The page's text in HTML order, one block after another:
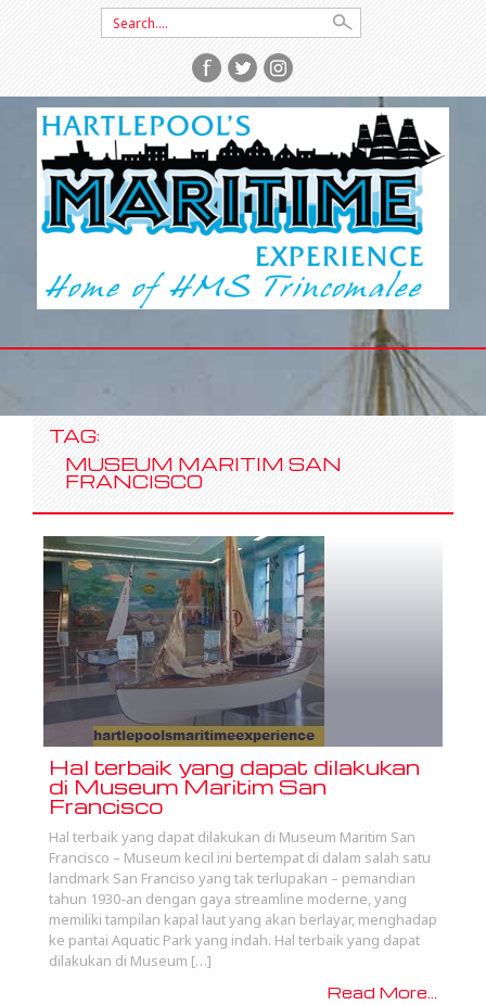
Search
for:
CONTENT
TAG:
MUSEUM MARITIM SAN
FRANCISCO
Hal terbaik yang dapat dilakukan
di Museum Maritim San
Francisco
Hal terbaik yang dapat dilakukan di Museum Maritim San
Francisco – Museum kecil ini bertempat di dalam salah satu
landmark San Franciso yang tak terlupakan – pemandian
tahun 1930-an dengan gaya streamline moderne, yang
memiliki tampilan kapal laut yang akan berlayar, menghadap
ke pantai Aquatic Park yang indah. Hal terbaik yang dapat
dilakukan di Museum […]
Read More...